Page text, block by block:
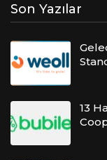
Son Yazılar
13